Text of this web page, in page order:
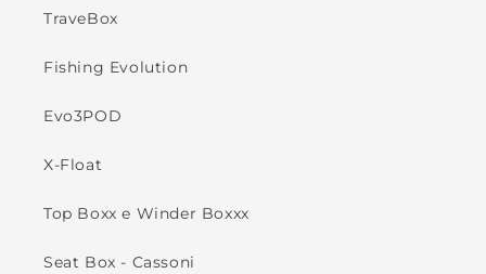
TraveBox
Fishing Evolution
Evo3POD
X-Float
Top Boxx e Winder Boxxx
Seat Box - Cassoni